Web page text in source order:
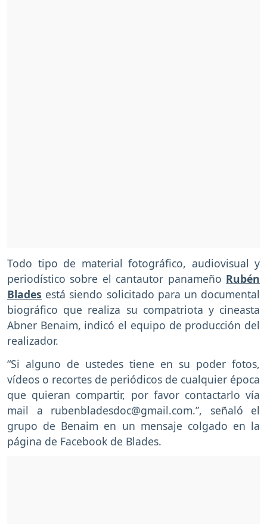
Todo tipo de material fotográfico, audiovisual y
periodístico sobre el cantautor panameño Rubén
Blades está siendo solicitado para un documental
biográfico que realiza su compatriota y cineasta
Abner Benaim, indicó el equipo de producción del
realizador.
“Si alguno de ustedes tiene en su poder fotos,
vídeos o recortes de periódicos de cualquier época
que quieran compartir, por favor contactarlo vía
mail a rubenbladesdoc@gmail.com.”, señaló el
grupo de Benaim en un mensaje colgado en la
página de Facebook de Blades.